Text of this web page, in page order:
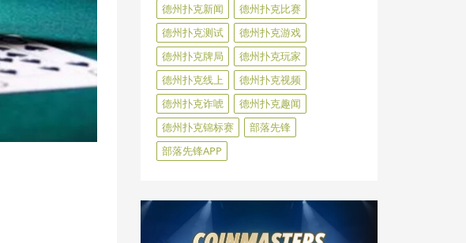
德州扑克新闻
德州扑克比赛
德州扑克测试
德州扑克游戏
德州扑克牌局
德州扑克玩家
德州扑克线上
德州扑克视频
德州扑克诈唬
德州扑克趣闻
德州扑克锦标赛
部落先锋
部落先锋APP